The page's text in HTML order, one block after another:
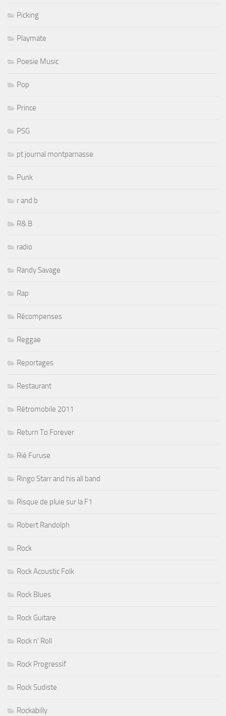
Picking
Playmate
Poesie Music
Pop
Prince
PSG
pt journal montparnasse
Punk
r and b
R& B
radio
Randy Savage
Rap
Récompenses
Reggae
Reportages
Restaurant
Rétromobile 2011
Return To Forever
Rié Furuse
Ringo Starr and his all band
Risque de pluie sur la F1
Robert Randolph
Rock
Rock Acoustic Folk
Rock Blues
Rock Guitare
Rock n' Roll
Rock Progressif
Rock Sudiste
Rockabilly